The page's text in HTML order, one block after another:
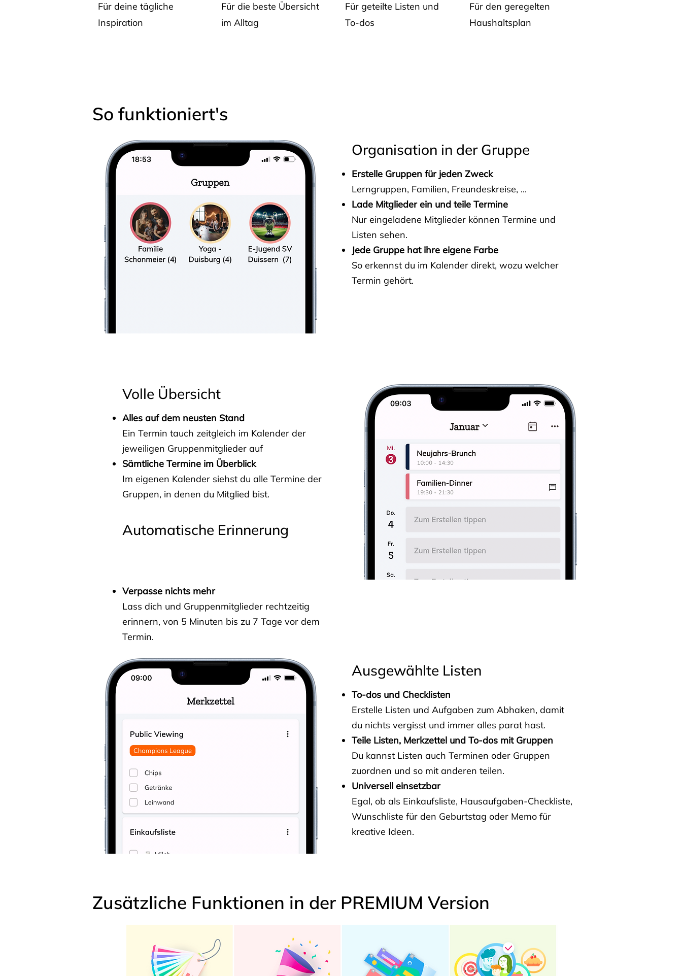
Für deine tägliche
Inspiration
Für die beste Übersicht
im Alltag
Für geteilte Listen und
To-dos
Für den geregelten
Haushaltsplan
So funktioniert's
Organisation in der Gruppe
Erstelle Gruppen für jeden Zweck
Lerngruppen, Familien, Freundeskreise, ...
Lade Mitglieder ein und teile Termine
Nur eingeladene Mitglieder können Termine und
Listen sehen.
Jede Gruppe hat ihre eigene Farbe
So erkennst du im Kalender direkt, wozu welcher
Termin gehört.
Volle Übersicht
Alles auf dem neusten Stand
Ein Termin tauch zeitgleich im Kalender der
jeweiligen Gruppenmitglieder auf
Sämtliche Termine im Überblick
Im eigenen Kalender siehst du alle Termine der
Gruppen, in denen du Mitglied bist.
Automatische Erinnerung
Verpasse nichts mehr
Lass dich und Gruppenmitglieder rechtzeitig
erinnern, von 5 Minuten bis zu 7 Tage vor dem
Termin.
Ausgewählte Listen
To-dos und Checklisten
Erstelle Listen und Aufgaben zum Abhaken, damit
du nichts vergisst und immer alles parat hast.
Teile Listen, Merkzettel und To-dos mit Gruppen
Du kannst Listen auch Terminen oder Gruppen
zuordnen und so mit anderen teilen.
Universell einsetzbar
Egal, ob als Einkaufsliste, Hausaufgaben-Checkliste,
Wunschliste für den Geburtstag oder Memo für
kreative Ideen.
Zusätzliche Funktionen in der PREMIUM Version